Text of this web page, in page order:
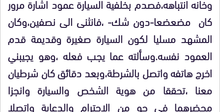
كان مضعضعا-دون شك- ،فانثنى الى نصفين،وكان
المشهد مسليا لكون السيارة صغيرة وقديمة قدم
العمود نفسه.وسألته عما يجب فعله ،وهو يجيبني
اخرج هاتفه واتصل بالشرطة،وبعد دقائق كان شرطيان
معنا ،تحققا من هوية الشخص والسيارة وانجزا
محضرهما في جو من الاحترام والدعابة واتصلا